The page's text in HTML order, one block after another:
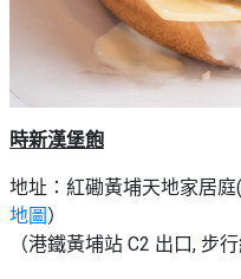
時新漢堡飽
地址：紅磡黃埔天地家居
地圖 ）
（港鐵黃埔站 C2 出口, 步行